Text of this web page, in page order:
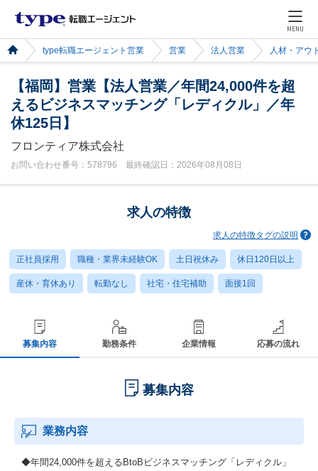
MENU
type転職エージェント営業 営業 法人営業 人材・アウ
【福岡】営業【法人営業／年間24,000件を超
えるビジネスマッチング「レディクル」／年
休125日】
フロンティア株式会社
お問い合わせ番号：578796 最終確認日：2026年08月08日
求人の特徴
求人の特徴タグの説明
正社員採用 職種・業界未経験OK 土日祝休み 休日120日以上
産休・育休あり 転勤なし 社宅・住宅補助 面接1回
募集内容 勤務条件 企業情報 応募の流れ
募集内容
業務内容
◆年間24,000件を超えるBtoBビジネスマッチング「レディクル」